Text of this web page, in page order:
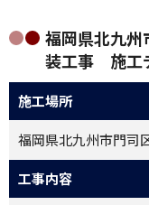
福岡県北九
装工事 施工
施工場所
福岡県北九州市門司
工事内容